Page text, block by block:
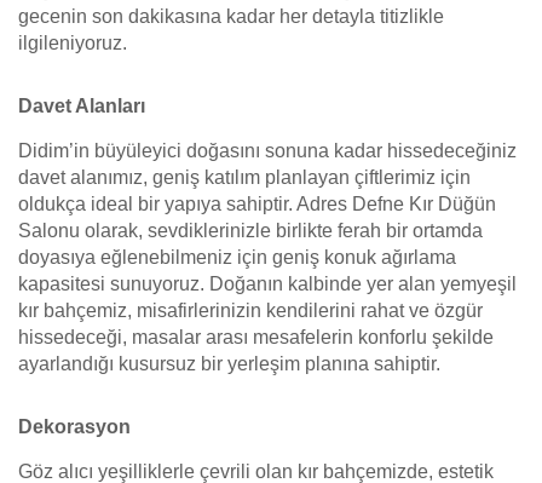
gecenin son dakikasına kadar her detayla titizlikle
ilgileniyoruz.
Davet Alanları
Didim’in büyüleyici doğasını sonuna kadar hissedeceğiniz
davet alanımız, geniş katılım planlayan çiftlerimiz için
oldukça ideal bir yapıya sahiptir. Adres Defne Kır Düğün
Salonu olarak, sevdiklerinizle birlikte ferah bir ortamda
doyasıya eğlenebilmeniz için geniş konuk ağırlama
kapasitesi sunuyoruz. Doğanın kalbinde yer alan yemyeşil
kır bahçemiz, misafirlerinizin kendilerini rahat ve özgür
hissedeceği, masalar arası mesafelerin konforlu şekilde
ayarlandığı kusursuz bir yerleşim planına sahiptir.
Dekorasyon
Göz alıcı yeşilliklerle çevrili olan kır bahçemizde, estetik